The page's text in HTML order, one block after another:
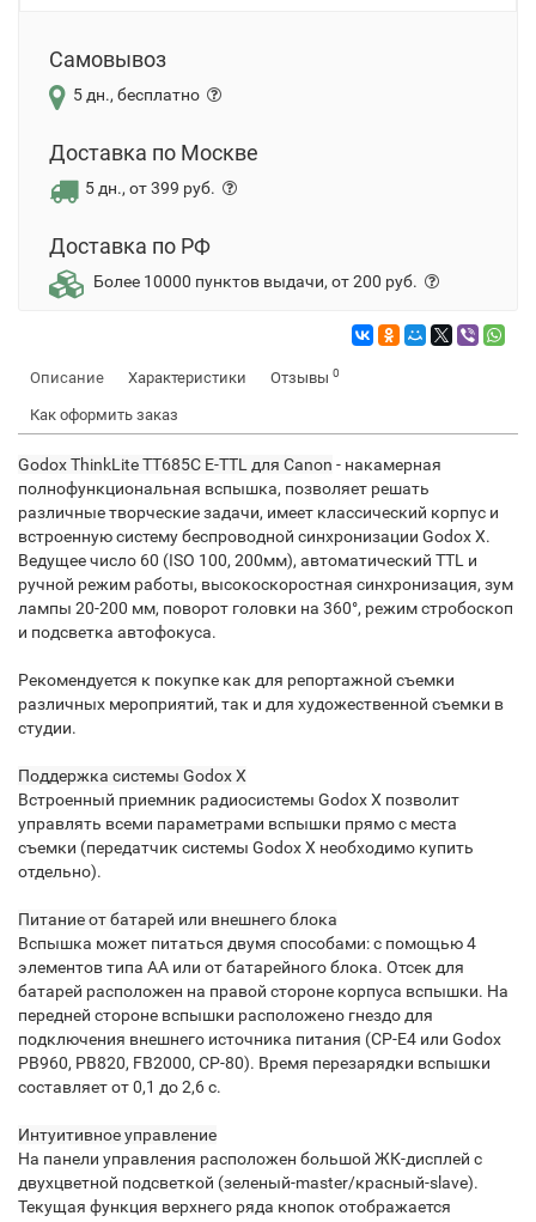
Самовывоз
5 дн., бесплатно
Доставка по Москве
5 дн., от 399 руб.
Доставка по РФ
Более 10000 пунктов выдачи, от 200 руб.
Описание Характеристики Отзывы 0
Как оформить заказ
Godox ThinkLite TT685C E-TTL для Canon - накамерная
полнофункциональная вспышка, позволяет решать
различные творческие задачи, имеет классический корпус и
встроенную систему беспроводной синхронизации Godox X.
Ведущее число 60 (ISO 100, 200мм), автоматический TTL и
ручной режим работы, высокоскоростная синхронизация, зум
лампы 20-200 мм, поворот головки на 360°, режим стробоскоп
и подсветка автофокуса.
Рекомендуется к покупке как для репортажной съемки
различных мероприятий, так и для художественной съемки в
студии.
Поддержка системы Godox X
Встроенный приемник радиосистемы Godox X позволит
управлять всеми параметрами вспышки прямо с места
съемки (передатчик системы Godox X необходимо купить
отдельно).
Питание от батарей или внешнего блока
Вспышка может питаться двумя способами: с помощью 4
элементов типа АА или от батарейного блока. Отсек для
батарей расположен на правой стороне корпуса вспышки. На
передней стороне вспышки расположено гнездо для
подключения внешнего источника питания (CP-E4 или Godox
PB960, PB820, FB2000, CP-80). Время перезарядки вспышки
составляет от 0,1 до 2,6 с.
Интуитивное управление
На панели управления расположен большой ЖК-дисплей с
двухцветной подсветкой (зеленый-master/красный-slave).
Текущая функция верхнего ряда кнопок отображается